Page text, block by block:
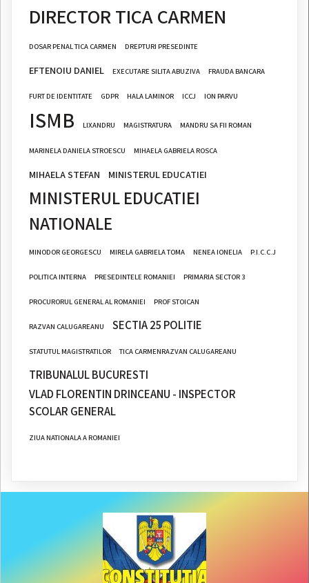
DIRECTOR TICA CARMEN
DOSAR PENAL TICA CARMEN DREPTURI PRESEDINTE
EFTENOIU DANIEL EXECUTARE SILITA ABUZIVA FRAUDA BANCARA
FURT DE IDENTITATE GDPR HALA LAMINOR ICCJ ION PARVU
ISMB LIXANDRU MAGISTRATURA MANDRU SA FII ROMAN
MARINELA DANIELA STROESCU MIHAELA GABRIELA ROSCA
MIHAELA STEFAN MINISTERUL EDUCATIEI
MINISTERUL EDUCATIEI
NATIONALE
MINODOR GEORGESCU MIRELA GABRIELA TOMA NENEA IONELIA P.I.C.C.J
POLITICA INTERNA PRESEDINTELE ROMANIEI PRIMARIA SECTOR 3
PROCURORUL GENERAL AL ROMANIEI PROF STOICAN
RAZVAN CALUGAREANU SECTIA 25 POLITIE
STATUTUL MAGISTRATILOR TICA CARMENRAZVAN CALUGAREANU
TRIBUNALUL BUCURESTI
VLAD FLORENTIN DRINCEANU - INSPECTOR
SCOLAR GENERAL
ZIUA NATIONALA A ROMANIEI